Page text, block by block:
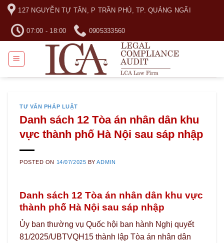
Skip
content
127 NGUYỄN TỰ TÂN, P TRẦN PHÚ, TP. QUẢNG NGÃI
07:00 - 18:00 0905333560
TƯ VẤN PHÁP LUẬT
Danh sách 12 Tòa án nhân dân khu
vực thành phố Hà Nội sau sáp nhập
POSTED ON 14/07/2025 BYADMIN
Danh sách 12 Tòa án nhân dân khu vực
thành phố Hà Nội sau sáp nhập
Ủy ban thường vụ Quốc hội ban hành Nghị quyết
81/2025/UBTVQH15 thành lập Tòa án nhân dân